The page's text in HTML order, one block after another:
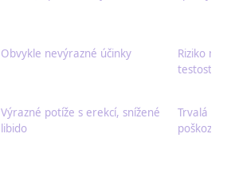
Obvykle nevýrazné účinky
Riziko
Výrazné potíže s erekcí, snížené
libido
Trvalá